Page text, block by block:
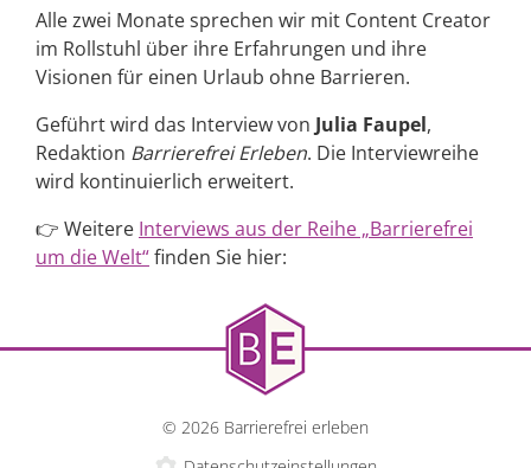
Alle zwei Monate sprechen wir mit Content Creator
im Rollstuhl über ihre Erfahrungen und ihre
Visionen für einen Urlaub ohne Barrieren.
Geführt wird das Interview von Julia Faupel,
Redaktion Barrierefrei Erleben. Die Interviewreihe
wird kontinuierlich erweitert.
👉 Weitere Interviews aus der Reihe „Barrierefrei
um die Welt“finden Sie hier:
© 2026 Barrierefrei erleben